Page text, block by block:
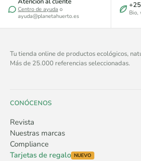
Centro de ayuda o
ayuda@planetahuerto.es
Bio,
Tu tienda online de productos ecológicos,
Más de 25.000 referencias seleccionadas.
CONÓCENOS
Revista
Nuestras marcas
Compliance
Tarjetas de regalo NUEVO